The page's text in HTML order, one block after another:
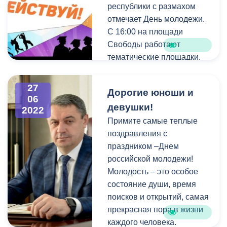
молодежи. По замыслу
авторов проекта,
площадка будет служить
обмену мнениями и
Владикавказа
Совета по молодежной
политике.
республики с размахом
отмечает День молодежи.
С 16:00 на площади
Свободы работают
тематические площадки,
развлечение по вкусу и
интересам: мастер-классы
по детской
мультипликации и
изготовлению игрушек,
обмен книгами,
интеллектуальные игры,
«открытый микрофон», на
котором каждый мог
прочитать стихи любимых
авторов или собственного
27
06
2022
Дорогие юноши и
девушки!
Примите самые теплые
поздравления с
праздником –Днем
российской молодежи!
Молодость – это особое
состояние души, время
поисков и открытий, самая
прекрасная пора в жизни
каждого человека.